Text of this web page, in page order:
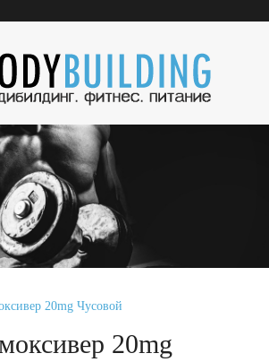
20mg Чусовой
20mg